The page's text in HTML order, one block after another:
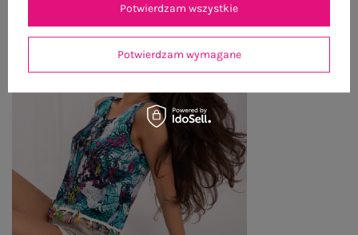
Potwierdzam wymagane
Potwierdzam wszystkie